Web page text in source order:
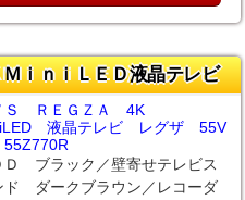
ｉｎｉＬＥＤ液晶テレビ
Ｓ ＲＥＧＺＡ 4K
液晶テレビ レグザ 55V
Ｄ ブラック／壁寄せテレビス
ド ダークブラウン／レコーダ